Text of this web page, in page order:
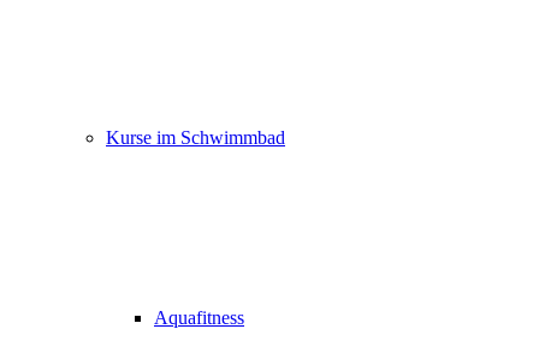
Kurse im Schwimmbad
Aquafitness